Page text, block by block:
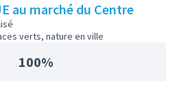
au marché du Centre
verts, nature en ville
100%